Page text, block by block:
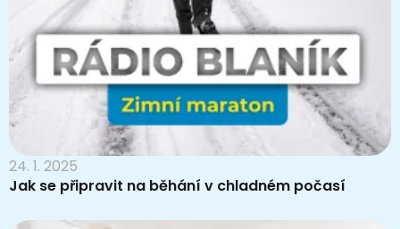
24. 1. 2025
Jak se připravit na běhání v chladném počasí